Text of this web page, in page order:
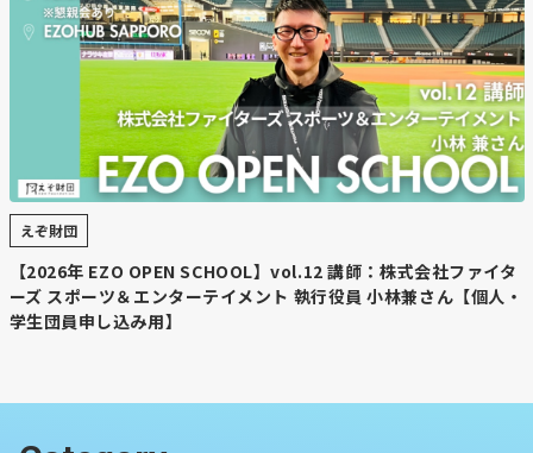
えぞ財団
【2026年 EZO OPEN SCHOOL】vol.12 講師：株式会社ファイタ
ーズ スポーツ＆エンターテイメント 執行役員 小林兼さん【個人・
学生団員申し込み用】